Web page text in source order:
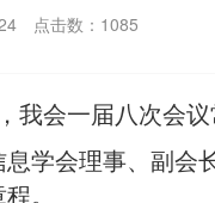
点击数： 1085
我会一届八次会
学会理事、副会
。